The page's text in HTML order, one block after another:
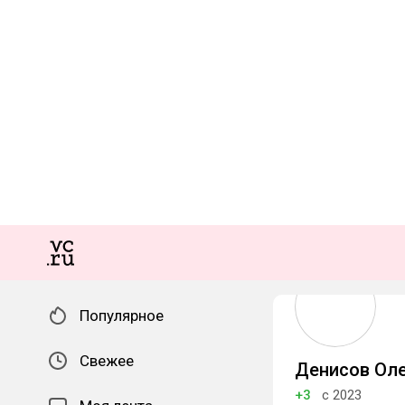
Популярное
Свежее Денисов
+3 с 2023